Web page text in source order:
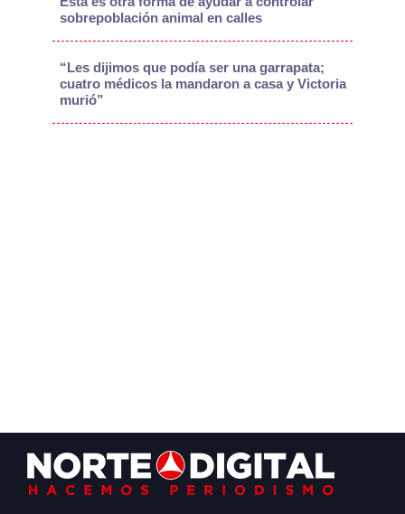
sobrepoblación animal en calles
“Les dijimos que podía ser una garrapata;
cuatro médicos la mandaron a casa y Victoria
murió”
Footer